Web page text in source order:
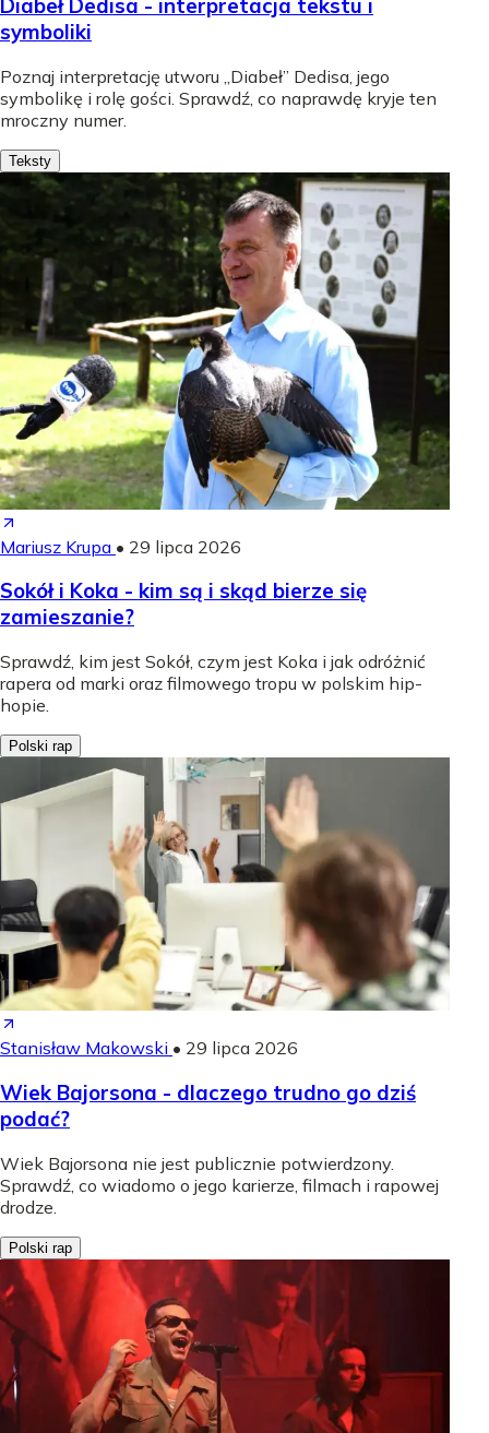
Diabeł Dedisa - interpretacja tekstu i
symboliki
Poznaj interpretację utworu „Diabeł” Dedisa, jego
symbolikę i rolę gości. Sprawdź, co naprawdę kryje ten
mroczny numer.
Teksty
Mariusz Krupa • 29 lipca 2026
Sokół i Koka - kim są i skąd bierze się
zamieszanie?
Sprawdź, kim jest Sokół, czym jest Koka i jak odróżnić
rapera od marki oraz filmowego tropu w polskim hip-
hopie.
Polski rap
Stanisław Makowski • 29 lipca 2026
Wiek Bajorsona - dlaczego trudno go dziś
podać?
Wiek Bajorsona nie jest publicznie potwierdzony.
Sprawdź, co wiadomo o jego karierze, filmach i rapowej
drodze.
Polski rap